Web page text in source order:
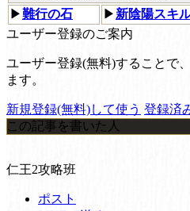
▶難行の石 ▶ 新陰陽スキ
ユーザー登録のご案内
ユーザー登録(無料)することで
ます。
新規登録(無料)して使う 登録済
この記事を書いた人
仁王2攻略班
ポスト